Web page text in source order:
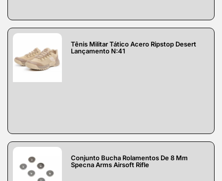
Tênis Militar Tático Acero Ripstop Desert
Lançamento N:41
Conjunto Bucha Rolamentos De 8 Mm
Specna Arms Airsoft Rifle